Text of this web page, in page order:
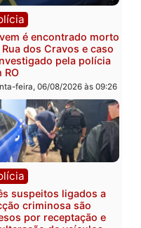
Polícia
Polícia Militar apreende
explosivos e
durante patrulhamento
fluvial no Rio Madeira em
Porto Velho
sexta-feira, 07/08/2026 às